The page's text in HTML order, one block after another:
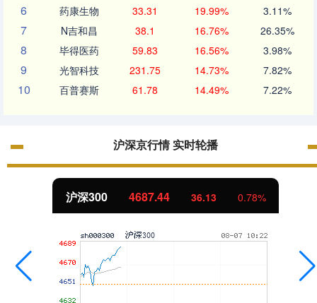
6 药康生物 33.31 19.99% 3.11%
7 N吉和昌 38.1 16.76% 26.35%
8 毕得医药 59.83 16.56% 3.98%
9 光智科技 231.75 14.73% 7.82%
10 百普赛斯 61.78 14.49% 7.22%
沪深京行情 实时轮播
沪深300 4687.44 36.13 0.78%